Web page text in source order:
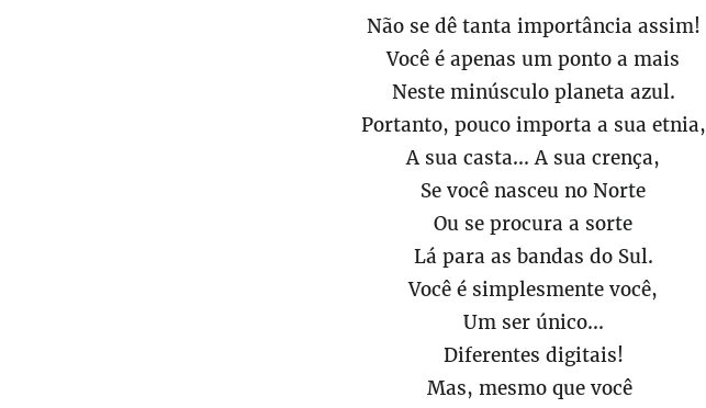
Não se dê tanta importância assim!
Você é apenas um ponto a mais
Neste minúsculo planeta azul.
Portanto, pouco importa a sua etnia,
A sua casta... A sua crença,
Se você nasceu no Norte
Ou se procura a sorte
Lá para as bandas do Sul.
Você é simplesmente você,
Um ser único...
Diferentes digitais!
Mas, mesmo que você